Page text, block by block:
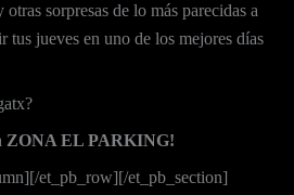
sorpresas de lo más parecidas a
jueves en uno de los mejores días
ZONA EL PARKING!
et_pb_row][/et_pb_section]